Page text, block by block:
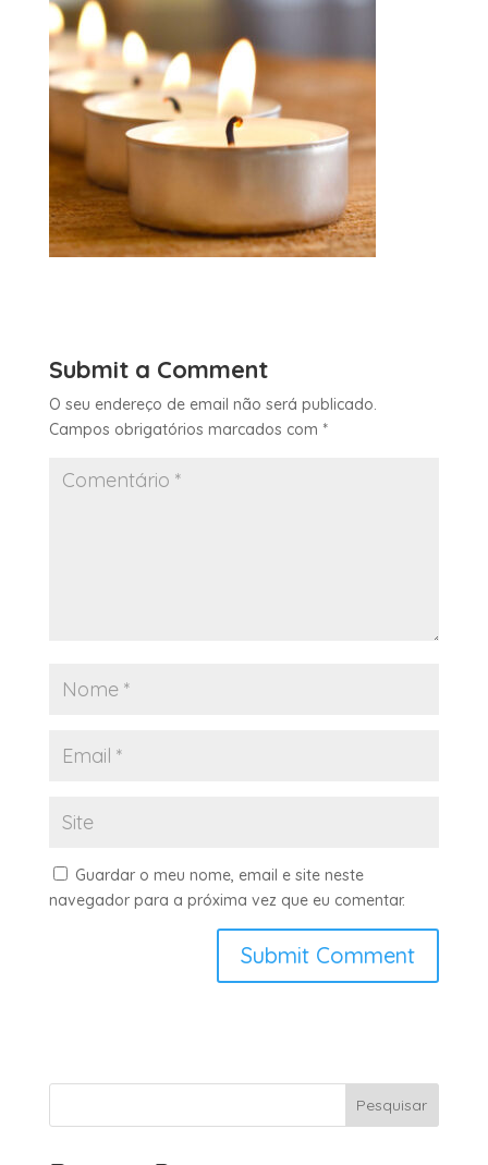
Submit a Comment
O seu endereço de email não será publicado.
Campos obrigatórios marcados com *
Guardar o meu nome, email e site neste
navegador para a próxima vez que eu comentar.
Pesquisar